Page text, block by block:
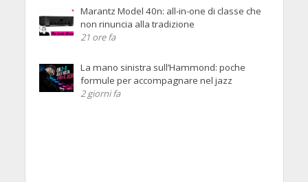
Marantz Model 40n: all-in-one di classe che
non rinuncia alla tradizione
21 ore fa
La mano sinistra sull’Hammond: poche
formule per accompagnare nel jazz
2 giorni fa